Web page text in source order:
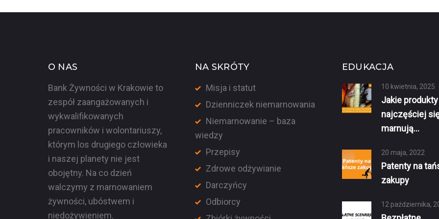
WPISACH
O NAS
Bank Żywności w Krakowie to
zespół zaangażowanych i
wykwalifikowanych
pracowników i wolontariuszy,
którym los drugiego człowieka
i naszej planety nie jest
obojętny. Na co dzień
walczymy z marnowaniem
żywności, ubóstwem i
niedożywieniem.
NA SKRÓTY
Misja i statut
Dzienniczek niemarnowania
Niemarnowanie – baza
wiedzy
Przepisy
Zdrowe odżywianie
Darczyńcy
Odbiorcy
EDUKACJA
10 kwietnia, 2025
Jakie produkty
najczęściej
marnują…
20 maja, 2022
Patenty na
zakupy
12 października,